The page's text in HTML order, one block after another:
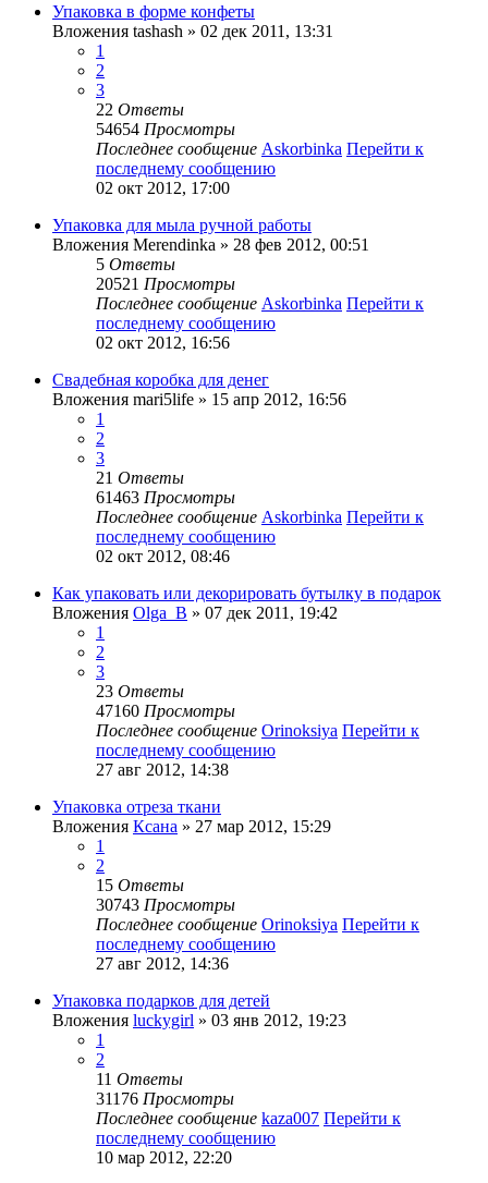
Упаковка в форме конфеты
Вложения tashash » 02 дек 2011, 13:31
1
2
3
22 Ответы
54654 Просмотры
Последнее сообщение Askorbinka Перейти к
последнему сообщению
02 окт 2012, 17:00
Упаковка для мыла ручной работы
Вложения Merendinka » 28 фев 2012, 00:51
5 Ответы
20521 Просмотры
Последнее сообщение Askorbinka Перейти к
последнему сообщению
02 окт 2012, 16:56
Свадебная коробка для денег
Вложения mari5life » 15 апр 2012, 16:56
1
2
3
21 Ответы
61463 Просмотры
Последнее сообщение Askorbinka Перейти к
последнему сообщению
02 окт 2012, 08:46
Как упаковать или декорировать бутылку в подарок
Вложения Olga_B » 07 дек 2011, 19:42
1
2
3
23 Ответы
47160 Просмотры
Последнее сообщение Orinoksiya Перейти к
последнему сообщению
27 авг 2012, 14:38
Упаковка отреза ткани
Вложения Ксана » 27 мар 2012, 15:29
1
2
15 Ответы
30743 Просмотры
Последнее сообщение Orinoksiya Перейти к
последнему сообщению
27 авг 2012, 14:36
Упаковка подарков для детей
Вложения luckygirl » 03 янв 2012, 19:23
1
2
11 Ответы
31176 Просмотры
Последнее сообщение kaza007 Перейти к
последнему сообщению
10 мар 2012, 22:20